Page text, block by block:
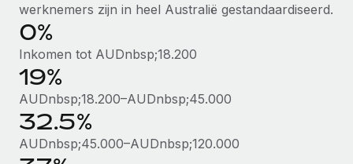
werknemers zijn in heel Australië gestandaardiseerd.
0%
Inkomen tot AUDnbsp;18.200
19%
AUDnbsp;18.200–AUDnbsp;45.000
32.5%
AUDnbsp;45.000–AUDnbsp;120.000